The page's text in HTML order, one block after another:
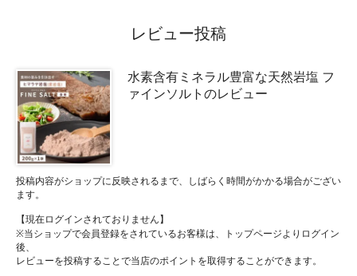
レビュー投稿
水素含有ミネラル豊富な天然岩塩 フ
ァインソルトのレビュー
投稿内容がショップに反映されるまで、しばらく時間がかかる場合がござい
ます。
【現在ログインされておりません】
※当ショップで会員登録をされているお客様は、トップページよりログイン
後、
レビューを投稿することで当店のポイントを取得することができます。